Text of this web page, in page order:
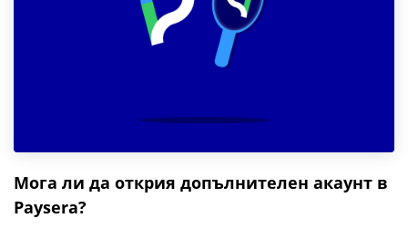
Мога ли да открия допълнителен акаунт в
Paysera?